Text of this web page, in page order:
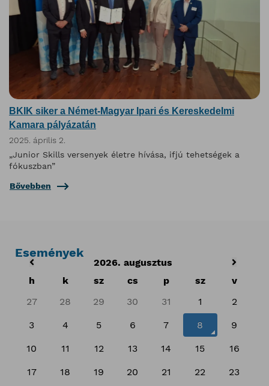
BKIK siker a Német-Magyar Ipari és Kereskedelmi
Kamara pályázatán
2025. április 2.
„Junior Skills versenyek életre hívása, ifjú tehetségek a
fókuszban”
Bővebben
Események
2026. augusztus
h
k sz cs p sz
v
27
28 29 30 31 1 2
3 4 5 6 7 8 9
10 11 12 13 14 15 16
17 18 19 20 21 22 23